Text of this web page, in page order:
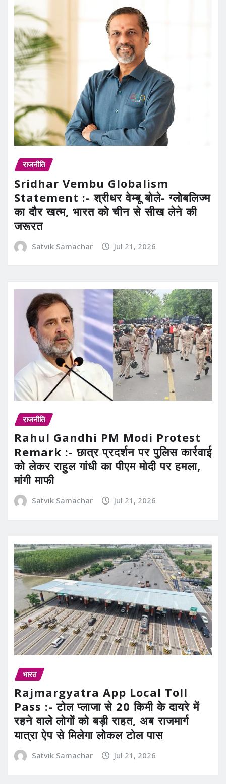
राजनीति
Sridhar Vembu Globalism
Statement :- श्रीधर वेम्बू बोले- ग्लोबलिज्म
का दौर खत्म, भारत को चीन से सीख लेने की
जरूरत
Satvik Samachar Jul 21, 2026
राजनीति
Rahul Gandhi PM Modi Protest
Remark :- छात्र प्रदर्शन पर पुलिस कार्रवाई
को लेकर राहुल गांधी का पीएम मोदी पर हमला,
मांगी माफी
Satvik Samachar Jul 21, 2026
भारत
Rajmargyatra App Local Toll
Pass :- टोल प्लाजा से 20 किमी के दायरे में
रहने वाले लोगों को बड़ी राहत, अब राजमार्ग
यात्रा ऐप से मिलेगा लोकल टोल पास
Satvik Samachar Jul 21, 2026